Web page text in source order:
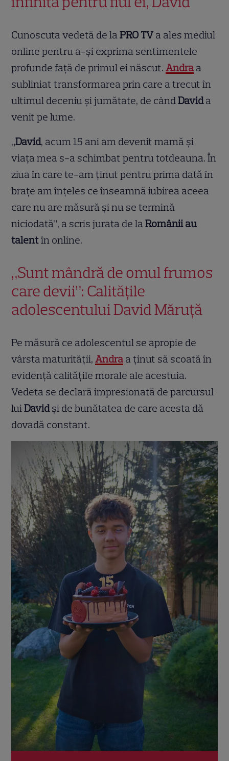
Cunoscuta vedetă de laPRO TV a ales mediul
online pentru a-și exprima sentimentele
profunde față de primul ei născut.Andra a
subliniat transformarea prin care a trecut în
ultimul deceniu și jumătate, de cândDavida
venit pe lume.
„David, acum 15 ani am devenit mamă și
viața mea s-a schimbat pentru totdeauna. În
ziua în care te-am ținut pentru prima dată în
brațe am înțeles ce înseamnă iubirea aceea
care nu are măsură și nu se termină
niciodată”, a scris jurata de laRomânii au
talentîn online.
„Sunt mândră de omul frumos
care devii”: Calitățile
adolescentului David Măruță
Pe măsură ce adolescentul se apropie de
vârsta maturității,Andra a ținut să scoată în
evidență calitățile morale ale acestuia.
Vedeta se declară impresionată de parcursul
luiDavidși de bunătatea de care acesta dă
dovadă constant.